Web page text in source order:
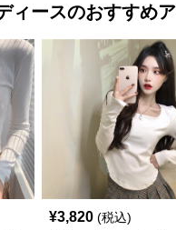
ィースのおすすめ
¥3,820 (税込)